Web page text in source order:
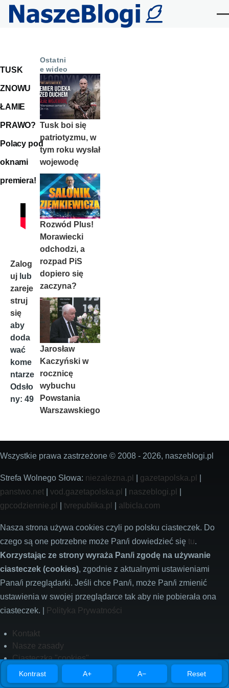
Przejdź do treści
TUSK
ZNOWU
ŁAMIE
PRAWO?
Polacy pod
oknami
premiera!
Zalog
uj lub
zareje
struj
się
aby
doda
wać
kome
ntarze
Odsło
ny: 49
Ostatni
e wideo
Tusk boi się
patriotyzmu, w
tym roku wysłał
wojewodę
Rozwód Plus!
Morawiecki
odchodzi, a
rozpad PiS
dopiero się
zaczyna?
Jarosław
Kaczyński w
rocznicę
wybuchu
Powstania
Warszawskiego
Wszystkie prawa zastrzeżone © 2008 - 2026, naszeblogi.pl
Strefa Wolnego Słowa: niezalezna.pl gazetapolska.pl
panstwo.net
vod.gazetapolska.pl naszeblogi.pl
gpcodziennie.pl
tvrepublika.pl albicla.com
Nasza strona używa cookies czyli po polsku ciasteczek. Do
czego są one potrzebne może Pan/i dowiedzieć się tu.
Korzystając ze strony wyraża Pan/i zgodę na używanie
ciasteczek (cookies), zgodnie z aktualnymi ustawieniami
Pana/i przeglądarki. Jeśli chce Pan/i, może Pan/i zmienić
ustawienia w swojej przeglądarce tak aby nie pobierała ona
ciasteczek. |
Polityka Prywatności
FooterKontakt
Nasze zasady
Ciasteczka "cookies"
Polityka prywatności
Kontrast A+ A− Reset